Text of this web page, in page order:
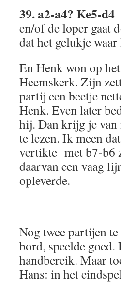
39. a2-a4? Ke5-
en/of de loper gaat
dat het gelukje
En Henk won op
Heemskerk. Zijn
partij een beetje
Henk. Even later
hij. Dan krijg je van
te lezen. Ik meen
vertikte met b7-b6
daarvan een vaag
opleverde.
Nog twee partijen
bord, speelde
handbereik. Maar
Hans: in het